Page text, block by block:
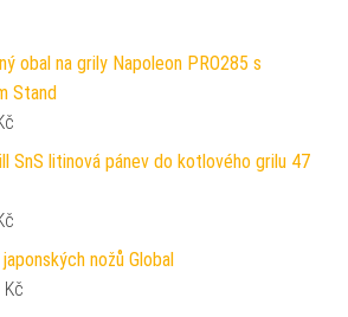
obal na grily Napoleon PRO285 s
Stand
SnS litinová pánev do kotlového grilu 47
nožů Global
Kč